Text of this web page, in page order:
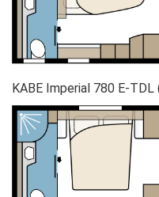
KABE Imperial 780 E-TDL